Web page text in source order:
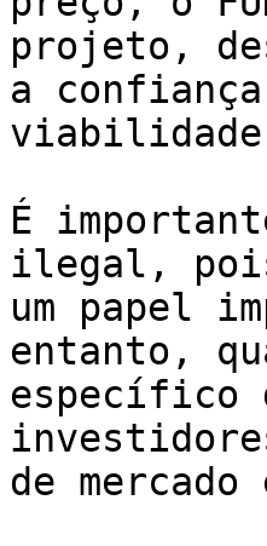
projeto,
a
viabilidade
É
ilegal, pois
um papel
entanto,
específico
de